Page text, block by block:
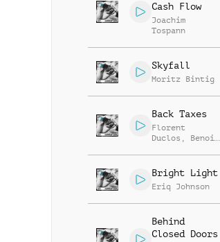
Cash Flow
Joachim
Tospann
Skyfall
Moritz Bintig
Back Taxes
Florent
Duclos , Benoit
Bright Light
Eriq Johnson
Behind
Closed Doors